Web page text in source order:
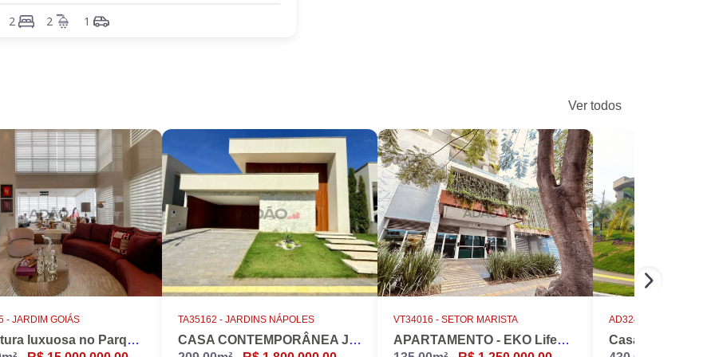
2 2 1
Ver todos
- JARDIM GOIÁS
Cobertura luxuosa no Parque Flamboyant, Jardim Goiás. Duplex, 533m2, 4 suítes, Piscina, 7 vagas, nascente.
TA35162 - JARDINS NÁPOLES
CASA CONTEMPORÂNEA JARDINS NÁPOLES
VT34016 - SETOR MARISTA
APARTAMENTO - EKO LifeStyle
AD32486 -